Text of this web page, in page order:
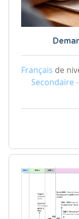
Français de
Secondaire